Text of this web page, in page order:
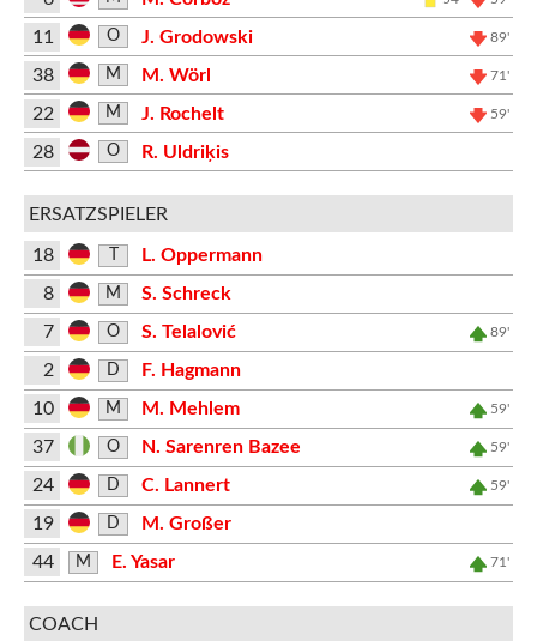
11 O J. Grodowski 89'
38 M M. Wörl 71'
22 M J. Rochelt 59'
28 O R. Uldriķis
ERSATZSPIELER
18
L. Oppermann
8
M
S. Schreck
7
O S. Telalović 89'
2 D
F. Hagmann
10
M M. Mehlem 59'
37 O N. Sarenren Bazee 59'
24 D C. Lannert 59'
19 D
M. Großer
44
M E. Yasar 71'
COACH